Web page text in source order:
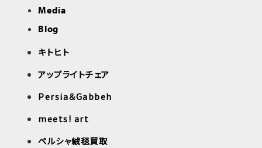
Media
Blog
キトヒト
アップライトチェア
Persia＆Gabbeh
meets! art
ペルシャ絨毯買取